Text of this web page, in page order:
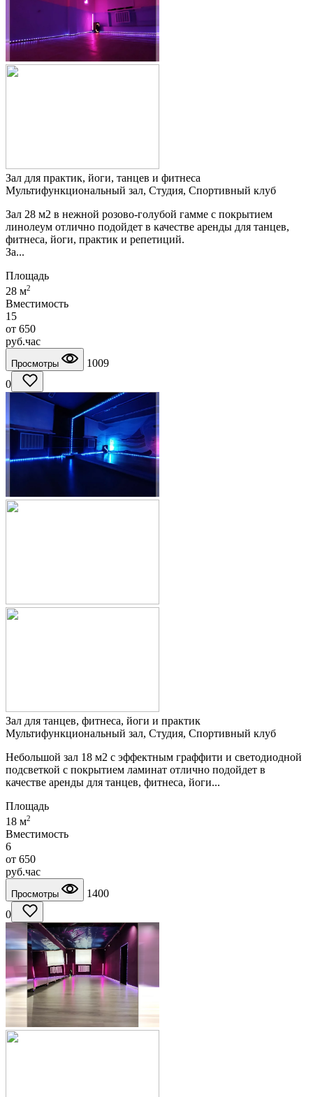
Зал для практик, йоги, танцев и фитнеса
Мультифункциональный зал, Студия, Спортивный клуб
Зал 28 м2 в нежной розово-голубой гамме с покрытием
линолеум отлично подойдет в качестве аренды для танцев,
фитнеса, йоги, практик и репетиций.
За...
Площадь
28 м2
Вместимость
15
от 650
руб.час
Просмотры
1009
0
Зал для танцев, фитнеса, йоги и практик
Мультифункциональный зал, Студия, Спортивный клуб
Небольшой зал 18 м2 с эффектным граффити и светодиодной
подсветкой с покрытием ламинат отлично подойдет в
качестве аренды для танцев, фитнеса, йоги...
Площадь
18 м2
Вместимость
6
от 650
руб.час
Просмотры
1400
0